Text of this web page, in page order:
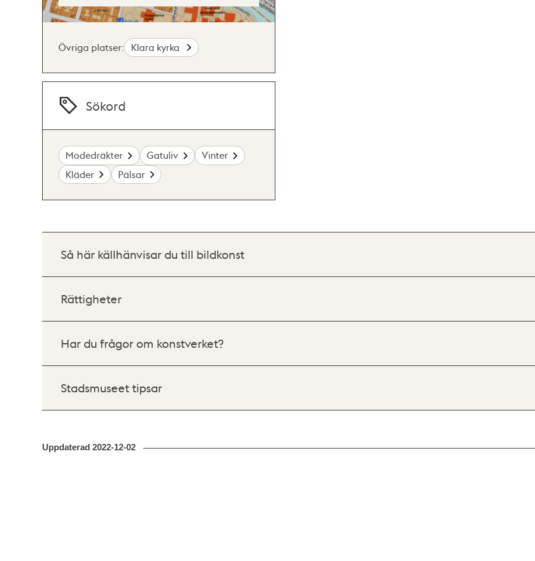
Övriga platser: Klara kyrka
Sökord
Modedräkter Gatuliv
Vinter
Kläder
Pälsar
Så här källhänvisar du till bildkonst
Rättigheter
Har du frågor om konstverket?
Stadsmuseet tipsar
Uppdaterad 2022-12-02